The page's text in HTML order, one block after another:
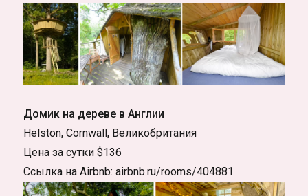
Домик на дереве в Англии
Helston, Cornwall, Великобритания
Цена за сутки $136
Ссылка на Airbnb: airbnb.ru/rooms/404881